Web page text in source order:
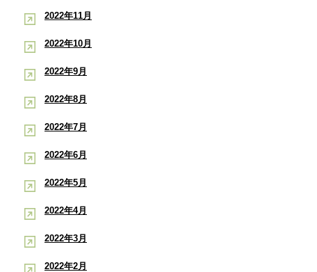
2022年11月
2022年10月
2022年9月
2022年8月
2022年7月
2022年6月
2022年5月
2022年4月
2022年3月
2022年2月